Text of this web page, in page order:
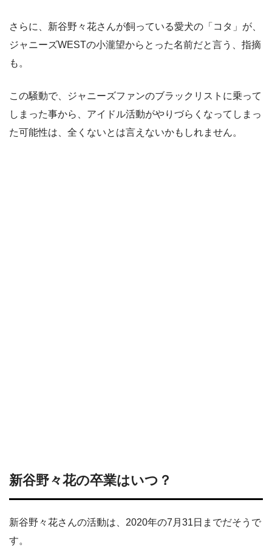
さらに、新谷野々花さんが飼っている愛犬の「コタ」が、
ジャニーズWESTの小瀧望からとった名前だと言う、指摘
も。
この騒動で、ジャニーズファンのブラックリストに乗って
しまった事から、アイドル活動がやりづらくなってしまっ
た可能性は、全くないとは言えないかもしれません。
新谷野々花の卒業はいつ？
新谷野々花さんの活動は、2020年の7月31日までだそうで
す。